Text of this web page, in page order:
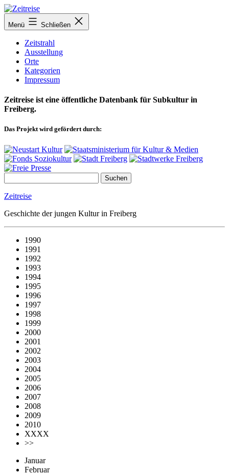
Zum
Inhalt
springen
Menü Schließen
Zeitstrahl
Ausstellung
Orte
Kategorien
Impressum
Zeitreise ist eine öffentliche Datenbank für Subkultur in
Freiberg.
Das Projekt wird gefördert durch:
Zeitreise
Geschichte der jungen Kultur in Freiberg
1990
1991
1992
1993
1994
1995
1996
1997
1998
1999
2000
2001
2002
2003
2004
2005
2006
2007
2008
2009
2010
XXXX
>>
Januar
Februar